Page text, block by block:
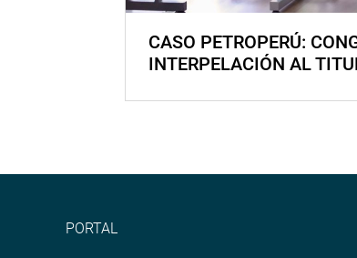
CASO PETROPERÚ:
INTERPELACIÓN AL
PORTAL